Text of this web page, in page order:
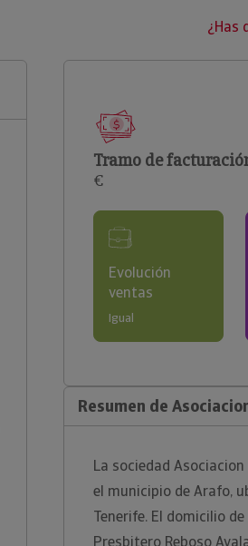
¿Has
Tramo de
€
Evolución
ventas
Igual
Resumen de
La sociedad
el municipio de Arafo,
Tenerife. El domicilio
Presbitero Reboso